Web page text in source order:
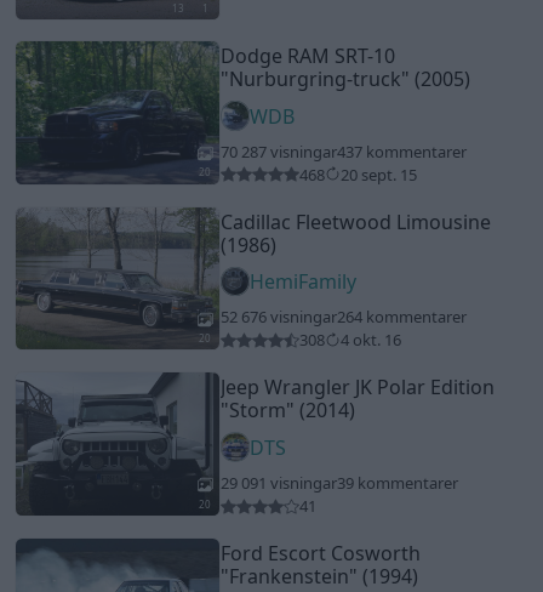
13 1
20
Dodge RAM SRT-10
"Nurburgring-truck" (2005)
WDB
70 287 visningar437 kommentarer
468
20 sept. 15
20
Cadillac Fleetwood Limousine
(1986)
HemiFamily
52 676 visningar264 kommentarer
308
4 okt. 16
20
Jeep Wrangler JK Polar Edition
"Storm" (2014)
DTS
29 091 visningar39 kommentarer
41
Ford Escort Cosworth
"Frankenstein" (1994)